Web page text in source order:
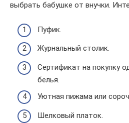
выбрать бабушке от внучки.
Пуфик.
Журнальный столик.
Сертификат на покупку
белья.
Уютная пижама или
Шелковый платок.